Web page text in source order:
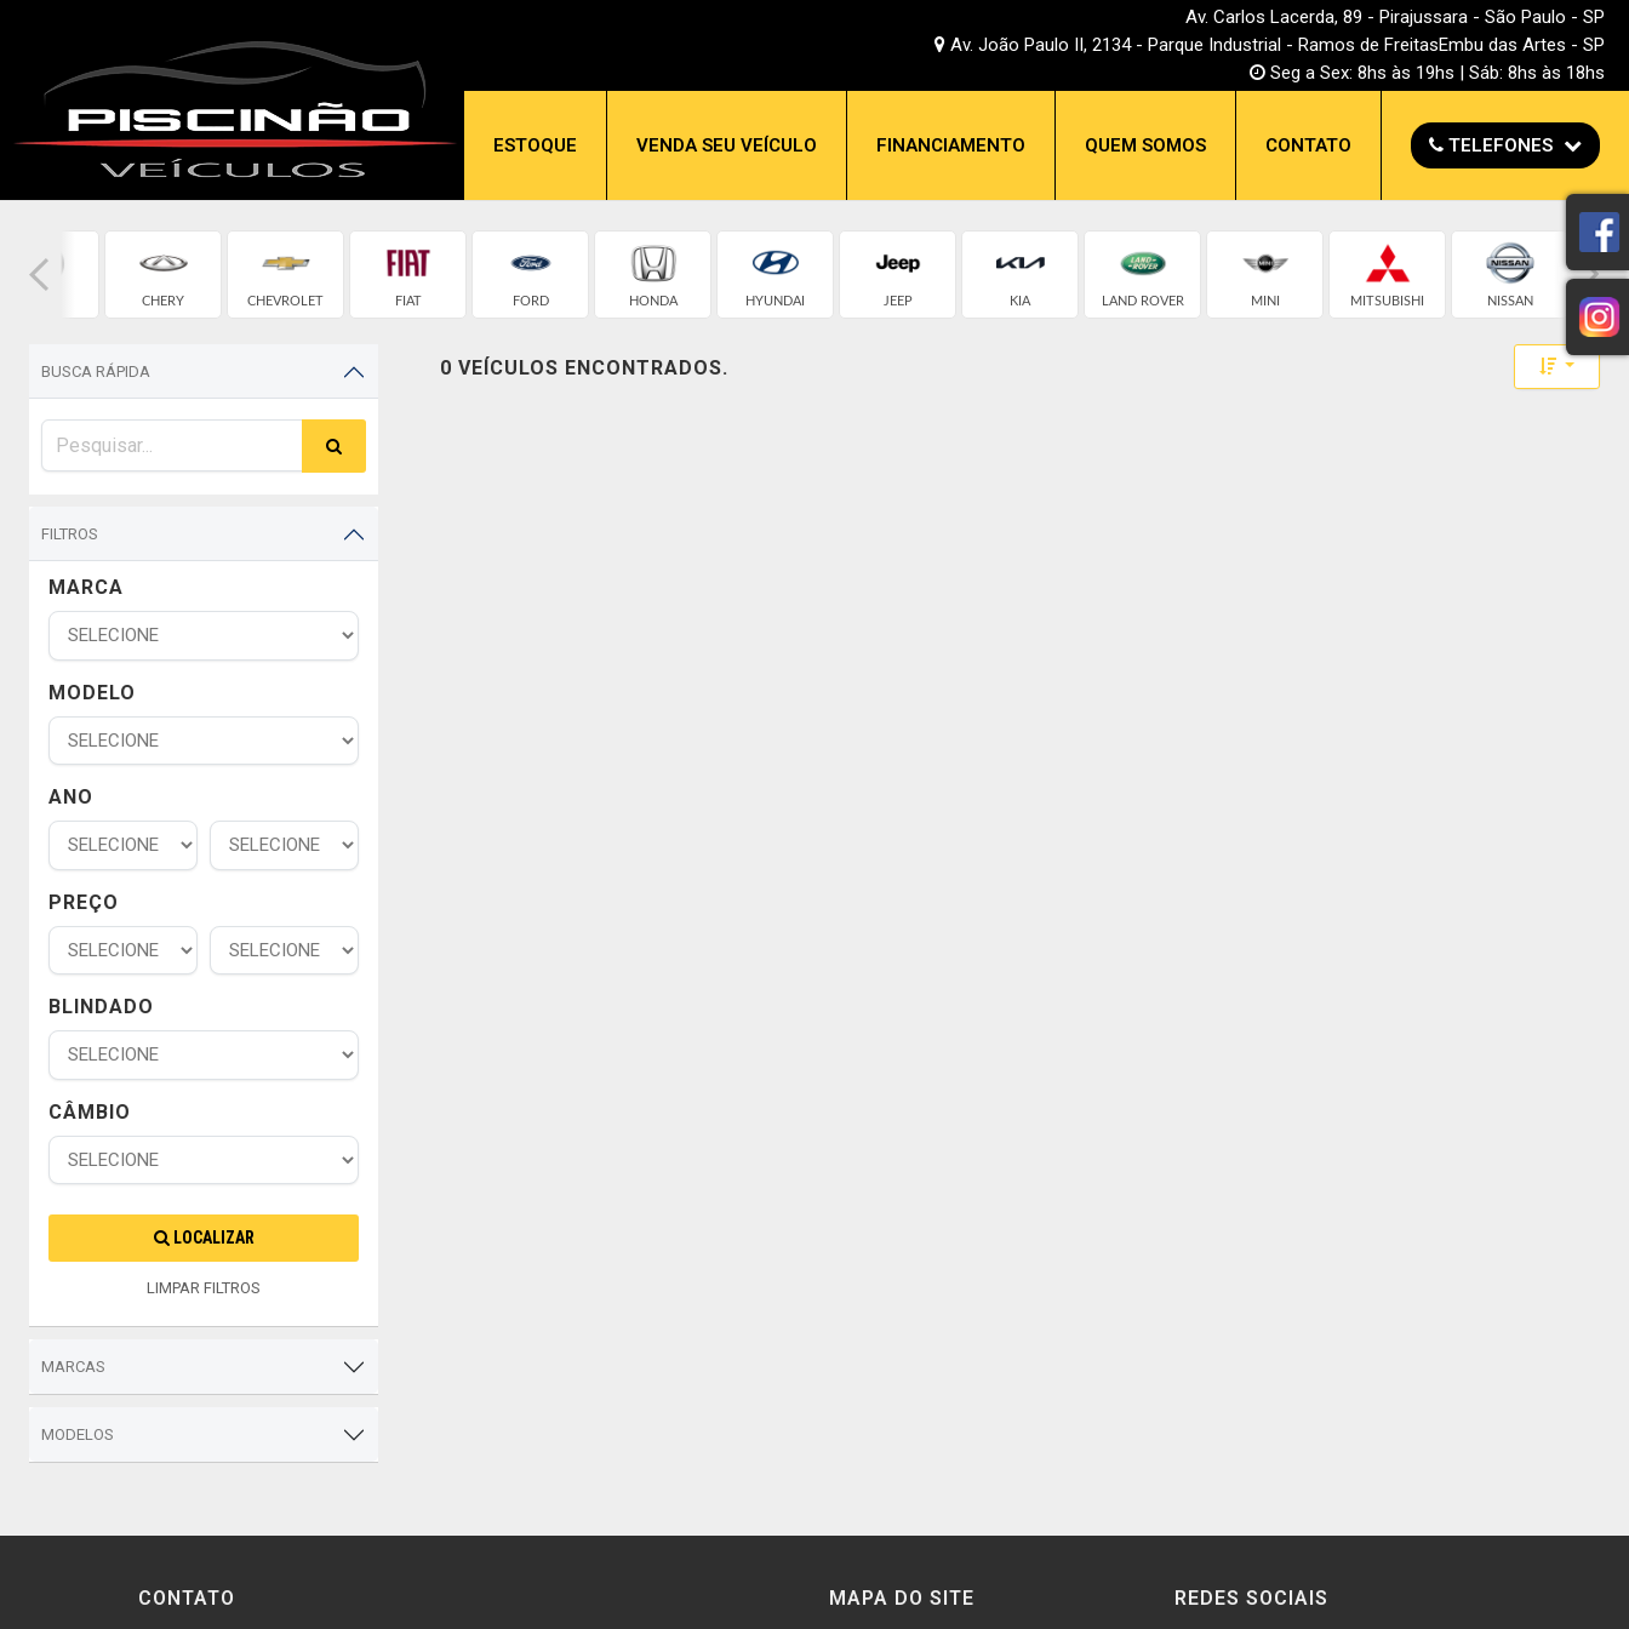
Av. Carlos Lacerda, 89 - Pirajussara - São Paulo - SP
Av. João Paulo II, 2134 - Parque Industrial - Ramos de FreitasEmbu das Artes - SP
Seg a Sex: 8hs às 19hs | Sáb: 8hs às 18hs
ESTOQUE VENDA SEU VEÍCULO FINANCIAMENTO QUEM SOMOS CONTATO TELEFONES
CHERY CHEVROLET FIAT FORD HONDA HYUNDAI JEEP KIA LAND ROVER MINI MITSUBISHI NISSAN
BUSCA RÁPIDA
FILTROS
MARCA
MODELO
ANO
PREÇO
BLINDADO
CÂMBIO
LOCALIZAR
LIMPAR FILTROS
MARCAS
MODELOS
0 VEÍCULOS ENCONTRADOS. Toggle
CONTATO MAPA DO SITE REDES SOCIAIS